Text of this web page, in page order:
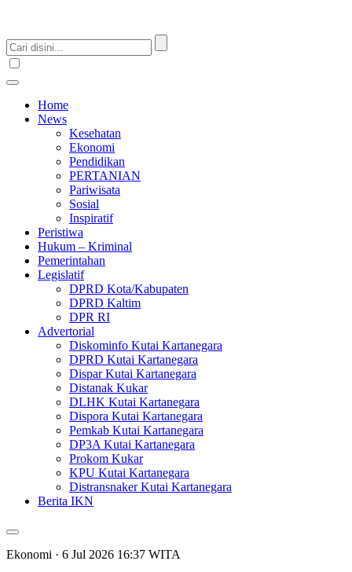
Home
News
Kesehatan
Ekonomi
Pendidikan
PERTANIAN
Pariwisata
Sosial
Inspiratif
Peristiwa
Hukum – Kriminal
Pemerintahan
Legislatif
DPRD Kota/Kabupaten
DPRD Kaltim
DPR RI
Advertorial
Diskominfo Kutai Kartanegara
DPRD Kutai Kartanegara
Dispar Kutai Kartanegara
Distanak Kukar
DLHK Kutai Kartanegara
Dispora Kutai Kartanegara
Pemkab Kutai Kartanegara
DP3A Kutai Kartanegara
Prokom Kukar
KPU Kutai Kartanegara
Distransnaker Kutai Kartanegara
Berita IKN
Ekonomi · 6 Jul 2026 16:37 WITA